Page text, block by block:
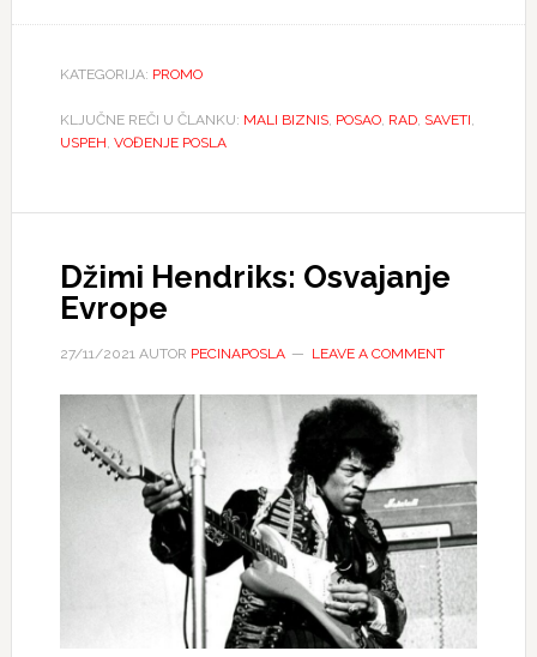
KATEGORIJA: PROMO
KLJUČNE REČI U ČLANKU: MALI BIZNIS, POSAO, RAD, SAVETI,
USPEH, VOĐENJE POSLA
Džimi Hendriks: Osvajanje
Evrope
27/11/2021AUTOR PECINAPOSLA LEAVE A COMMENT